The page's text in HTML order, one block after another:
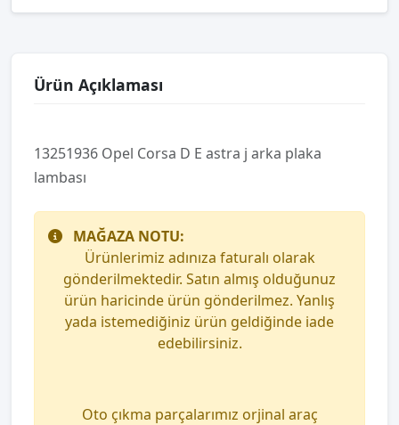
Ürün Açıklaması
13251936 Opel Corsa D E astra j arka plaka
lambası
MAĞAZA NOTU:
Ürünlerimiz adınıza faturalı olarak
gönderilmektedir. Satın almış olduğunuz
ürün haricinde ürün gönderilmez. Yanlış
yada istemediğiniz ürün geldiğinde iade
edebilirsiniz.
Oto çıkma parçalarımız orjinal araç